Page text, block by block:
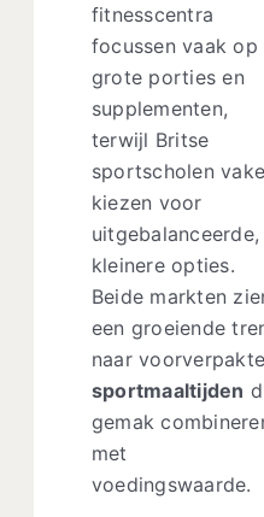
fitnesscentra
focussen vaak op
grote porties en
supplementen,
terwijl Britse
sportscholen
kiezen voor
uitgebalanceerde,
kleinere opties.
Beide markten
een groeiende
naar voorverpakte
sportmaaltijden
gemak
met
voedingswaarde.